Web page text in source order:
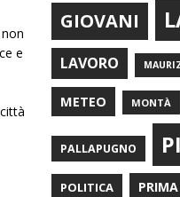
e
GIOVANI
LAVORO
METEO MONTÀ
PALLAPUGNO
POLITICA